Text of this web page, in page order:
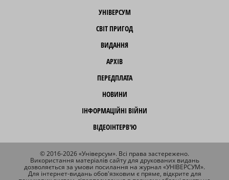
УНІВЕРСУМ
СВІТ ПРИГОД
ВИДАННЯ
АРХІВ
ПЕРЕДПЛАТА
НОВИНИ
ІНФОРМАЦІЙНІ ВІЙНИ
ВІДЕОІНТЕРВ'Ю
© 2016-2026 «Універсум». Всі права застережено.
Використання матеріалів сайту для друкованих видань
дозволяється за умови посилання на журнал «УНІВЕРСУМ».
Для інтернет-видань обов'язковим є пряме, відкрите для